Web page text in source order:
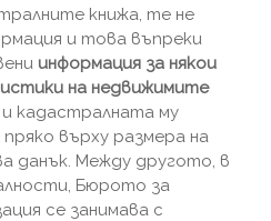
книжа, те не
и това въпреки
информация за някои
на недвижимите
кадастралната му
върху размера на
данък. Между другото, в
Бюрото за
се занимава с